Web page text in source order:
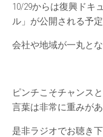
10/29からは復興ドキ
ル」が公開される予定
会社や地域が一丸と
ピンチこそチャンス
言葉は非常に重みがあ
是非ラジオでお聴き